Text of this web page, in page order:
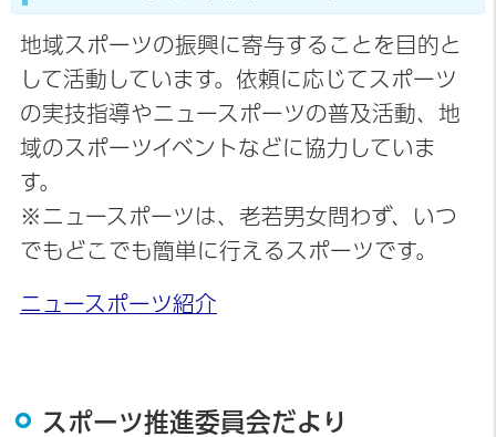
地域スポーツの振興に寄与することを目的と
して活動しています。依頼に応じてスポーツ
の実技指導やニュースポーツの普及活動、地
域のスポーツイベントなどに協力していま
す。
※ニュースポーツは、老若男女問わず、いつ
でもどこでも簡単に行えるスポーツです。
ニュースポーツ紹介
スポーツ推進委員会だより